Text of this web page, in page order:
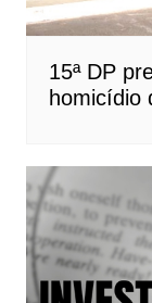
15ª DP
homicídio